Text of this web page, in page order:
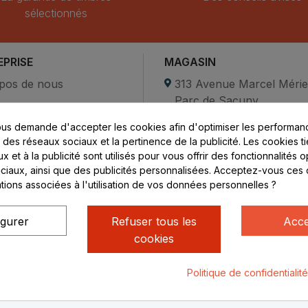
sélectionnés
de nous
nous
MAGASIN
313 Avenue Marcel
Parc de Sacuny
Lundi au vendredi :
8h - 16h
uniquement sur Rendez-
vous
© Rhone Philatelie 2021
demande d'accepter les cookies afin d'optimiser les
réseaux sociaux et la pertinence de la publicité. Les cookies
et à la publicité sont utilisés pour vous offrir des fonctionnalités
ainsi que des publicités personnalisées. Acceptez-vous ces
associées à l'utilisation de vos données personnelles ?
Refuser tous les
cookies
Politique de